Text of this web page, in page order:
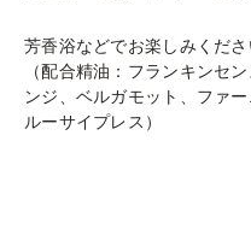
芳香浴などでお楽しみくださ
（配合精油：フランキンセ
ンジ、ベルガモット、 ファ
ルーサイプレス）